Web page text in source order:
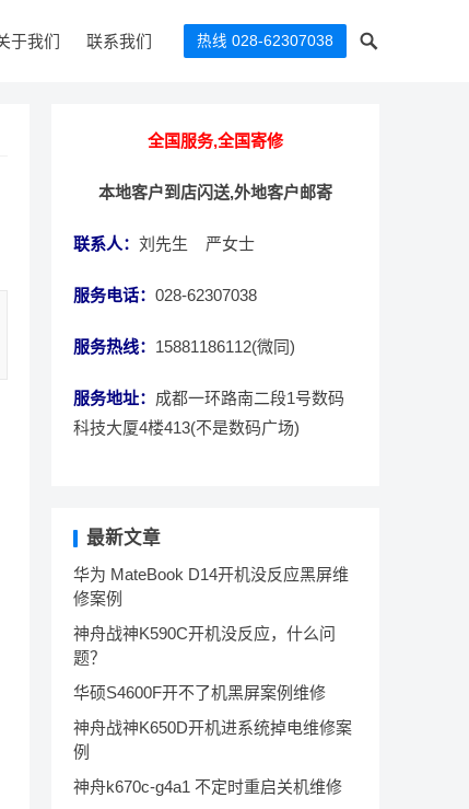
于我们 联系我们 热线 028-62307038
全国服务,全国寄修
本地客户到店闪送,外地客户邮寄
联系人： 刘先生 严女士
服务电话： 028-62307038
服务热线： 15881186112(微同)
服务地址： 成都一环路南二段1号数码
科技大厦4楼413(不是数码广场)
最新文章
华为 MateBook D14开机没反应黑屏维
修案例
神舟战神K590C开机没反应，什么问
题？
华硕S4600F开不了机黑屏案例维修
神舟战神K650D开机进系统掉电维修案
例
神舟k670c-g4a1 不定时重启关机维修